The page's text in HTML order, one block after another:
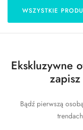
WSZYSTKIE
Ekskluzywne
Bądź pierwszą